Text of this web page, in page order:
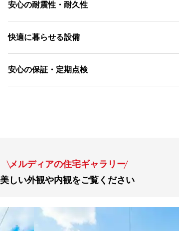
安心の耐震性・耐久性
快適に暮らせる設備
安心の保証・定期点検
メルディアの住宅ギャラリー
美しい外観や内観をご覧ください